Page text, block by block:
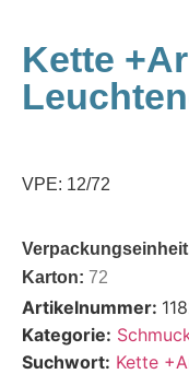
Kette
VPE: 12/72
Karton: 72
Artikelnummer:
Kategorie:
Suchwort: Kette